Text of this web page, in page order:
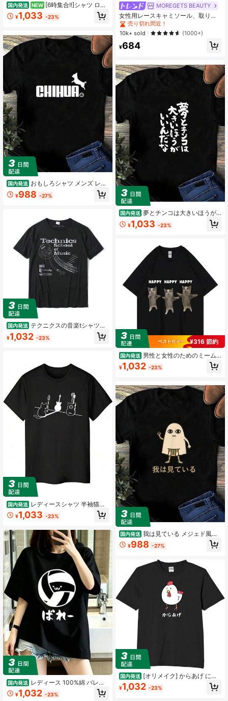
国内発送 NEW [6時集合!!]シャツ ロン
半袖 長袖 女性 女性 大きいサイズ お
もしろ おふざけ ギャグ ジョーク 名
ント ギフト 贈り物 お土産 外国人 景
品 グッズ 父の日 母の日 敬老の日
¥1,033 -23%
国内発送 おもしろシャツ メンズ レデ
ィース [ チワワ ジャンプ スムースコ
ート デザインシャツ ] 面白い 男性 女
¥988 -27%
国内発送 テクニクスの音楽tシャツト
ップスtシャツクリスマス日無地カミ
ーサ綿男性トップtシャツクラシック
¥1,032 -23%
国内発送 レディースシャツ 半袖猫ギ
ター 猫シャツ おもしろ 可愛い ネコ
猫シャツ メンズ レディースシャツ
プレゼント 彼女 猫好き
¥1,033 -23%
国内発送 レディース 100%綿 バレー
ボールのキャラクター「ばれー」プ
リント Tシャツ カジュアルトップス
¥1,032 -23%
MOREGETS BEAUTY
女性用レースキャミソール、取り外
し可能なパッド付き、かわいい&セク
シーな無地インナー、新学期、冬、
クリスマス、春節、カジュアルブラ
ックサマーに適しています、シック&
エレガント
売り切れ間近！
10k+ sold
(1000+)
¥684
国内発送 夢とチンコは大きいほうが
いいんだな おもしろシャツ 面白いシ
ャツシャツ 半袖 長袖 メンズ 漢字 文
¥1,033 -23%
¥316 節約
国内発送 男性と女性のためのミーム
半袖Tシャツ, 楽しい, かわいい猫, グ
ラフィック, ハッピーダンス, カジュ
¥1,032 -23%
国内発送 我は見ている メジェド風お
もしろキャラシャツ
¥988 -27%
国内発送 [オリメイク] からあげ にわ
とりイラスト tシャツ おもしろtシャ
ツ 面白いtシャツ おもしろ メンズ 半
¥1,032 -23%